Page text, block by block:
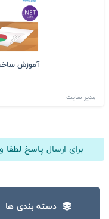
دسته بندی ها
آموزش
مدیر سایت
برای ارسال پاسخ